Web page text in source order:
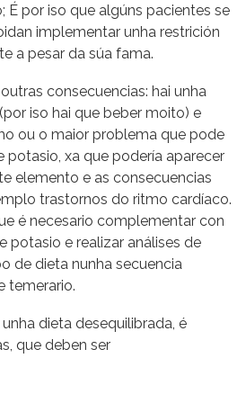
É por iso que algúns pacientes se
implementar unha restrición
a pesar da súa fama.
consecuencias: hai unha
iso hai que beber moito) e
ou o maior problema que pode
potasio, xa que podería aparecer
elemento e as consecuencias
trastornos do ritmo cardíaco.
é necesario complementar con
potasio e realizar análises de
de dieta nunha secuencia
temerario.
dieta desequilibrada, é
que deben ser